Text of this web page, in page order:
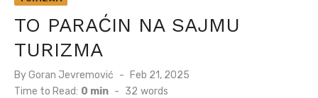
TO PARAĆIN NA SAJMU
TURIZMA
ByGoran Jevremović
Posted
on
Feb 21, 2025
Time to Read: 0 min - 32 words